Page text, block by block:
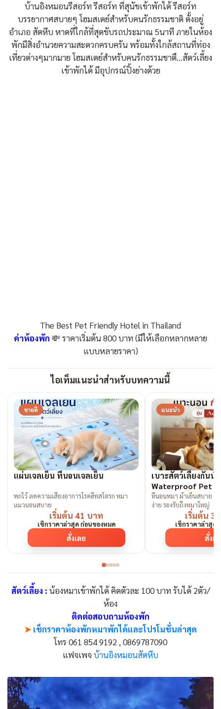
บ้านอิงหมอนรีสอร์ท รีสอร์ท ที่สุนัขเข้าพักได้ รีสอร์ท
บรรยากาศสบายๆ โฮมสเตย์สำหรับคนรักธรรมชาติ ตั้งอยู่
อำเภอ สัตหีบ หาดที่ใกล้ที่สุดขับรถประมาณ 5นาที ภายในห้อง
พักมีสิ่งอำนวยความสะดวกครบครัน พร้อมทั้งใกล้สถานที่ท่อง
เที่ยวต่างๆมากมาย โฮมสเตย์สำหรับคนรักธรรมชาตื...สัตว์เลี้ยง
เข้าพักได้ มีอุปกรณ์ปิ้งย่างด้วย
The Best Pet Friendly Hotel in Thailand
ค่าห้องพัก 💸 ราคาเริ่มต้น 800 บาท (มีให้เลือกหลากหลาย
แบบหลายราคา)
ไอเท็มแนะนำสำหรับบทความนี้
ขายดี
แผ่นเจลเย็น ที่นอนเจลเย็น
พกไว้ ลดความเสี่ยงอาการโรคฮีทสโตรก หมา
แมวนอนสบาย
เริ่มต้น 41 บาท
เช็กราคาล่าสุด ก่อนของหมด
สั่งเลย
แนะนำ
เบาะสัตว์เลี้ยงกันน้
Waterproof Pet
ที่นอนหมา ผ้าเย็นสบาย กั
ง่าย รองรับถึงหมาใหญ่
เริ่มต้น
เช็กราคาล่าสุด
สั่งเ
สัตว์เลี้ยง : น้องหมาเข้าพักได้ คิดตัวละ 100 บาท รับได้ 2ตัว/
ห้อง
ติดต่อสอบถามห้องพัก
➤ เช็กราคาห้องพักหมาพักได้และโปรโมชั่นล่าสุด
โทร 061 854 9192 , 0869787090
แฟจเพจ บ้านอิงหมอนสัตหีบ